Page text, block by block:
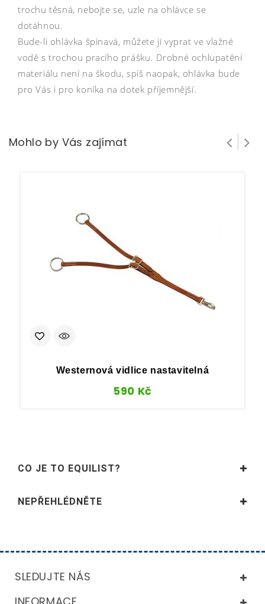
trochu těsná, nebojte se, uzle na ohlávce se
dotáhnou.
Bude-li ohlávka špinavá, můžete ji vyprat ve vlažné
vodě s trochou pracího prášku. Drobné ochlupatění
materiálu není na škodu, spíš naopak, ohlávka bude
pro Vás i pro koníka na dotek příjemnější.
Mohlo by Vás zajímat
Westernová vidlice nastavitelná
590 Kč
CO JE TO EQUILIST?
NEPŘEHLÉDNĚTE
SLEDUJTE NÁS